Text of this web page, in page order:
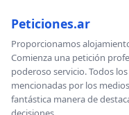
Peticiones.ar
Proporcionamos
Comienza una petición
poderoso servicio. Todos
mencionadas por los
fantástica manera de